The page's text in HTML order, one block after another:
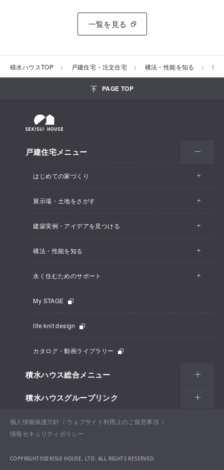
一覧を見る
積水ハウスTOP 戸建住宅・注文住宅 構法・性能を知る 快
PAGE TOP
戸建住宅メニュー
はじめての家づくり
展示場・土地をさがす
建築実例・アイデアを見つける
構法・性能を知る
永く住むためのサポート
My STAGE
life knit design
カタログ・動画ライブラリー
積水ハウス総合メニュー
積水ハウスグループリンク
個人情報保護方針
ウェブサイト利用上のご留意事項
情報セキュリティポリシー
COPYRIGHT©SEKISUI HOUSE, LTD. ALL RIGHTS RESERVED.